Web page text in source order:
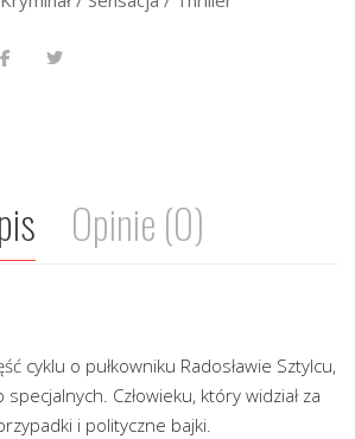
Opinie (0)
cyklu o pułkowniku Radosławie Sztylcu,
specjalnych. Człowieku, który widział za
i polityczne bajki.